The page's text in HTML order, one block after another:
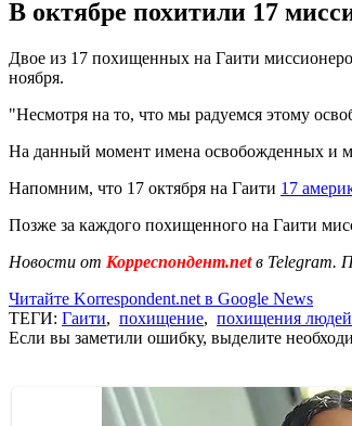
В октябре похитили 17
Двое из 17 похищенных на Гаити
ноября.
"Несмотря на то, что мы радуемся этому
На данный момент имена освобожденных и
Напомним, что 17 октября на Гаити 17
Позже за каждого похищенного на Гаити
Новости от Корреспондент.netв Telegram.
Читайте Korrespondent.net в Google News
ТЕГИ: Гаити, похищение, похищения людей
Если вы заметили ошибку, выделите